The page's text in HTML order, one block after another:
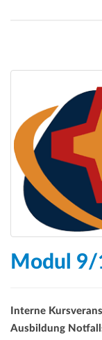
Modul 9/
Interne
Ausbildung